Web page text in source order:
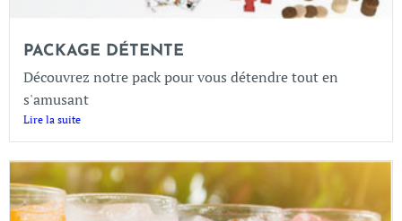
PACKAGE DÉTENTE
Découvrez notre pack pour vous détendre tout en
s'amusant
Lire la suite